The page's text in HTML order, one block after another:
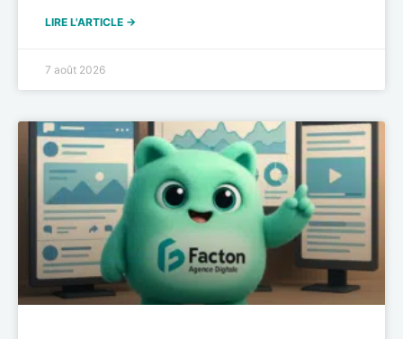
LIRE L'ARTICLE →
7 août 2026